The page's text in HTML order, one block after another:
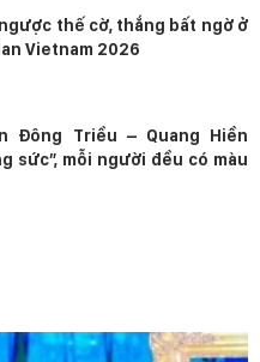
thế cờ, thắng bất ngờ ở
Vietnam 2026
Đông Triều – Quang Hiền
sức”, mỗi người đều có màu